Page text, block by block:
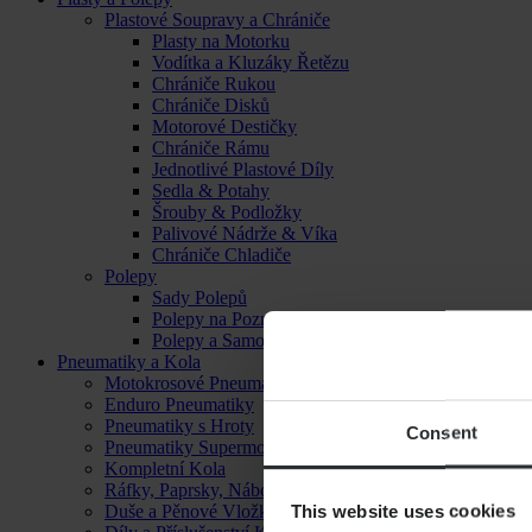
Consent
This website uses cookies
Plastové Soupravy a Chrániče
Plasty na Motorku
Vodítka a Kluzáky Řetězu
Chrániče Rukou
Chrániče Disků
Motorové Destičky
Chrániče Rámu
Jednotlivé Plastové Díly
Sedla & Potahy
Šrouby & Podložky
Palivové Nádrže & Víka
Chrániče Chladiče
Polepy
Sady Polepů
Polepy na Poznávací Značku
Polepy a Samolepky
Pneumatiky a Kola
Motokrosové Pneumatiky
Enduro Pneumatiky
Pneumatiky s Hroty
Pneumatiky Supermoto
Kompletní Kola
Ráfky, Paprsky, Náboje a Ložiska
Duše a Pěnové Vložky